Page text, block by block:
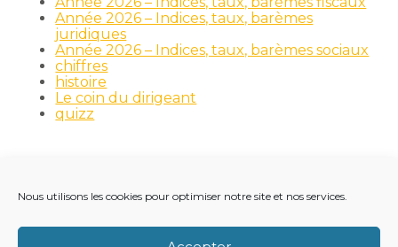
Nous utilisons les cookies pour optimiser notre site et nos services.
Année 2026 – Indices, taux, barèmes
juridiques
Année 2026 – Indices, taux, barèmes sociaux
chiffres
histoire
Le coin du dirigeant
quizz
Principale
RECRUTEMENT
NOTRE ACTUALITÉ